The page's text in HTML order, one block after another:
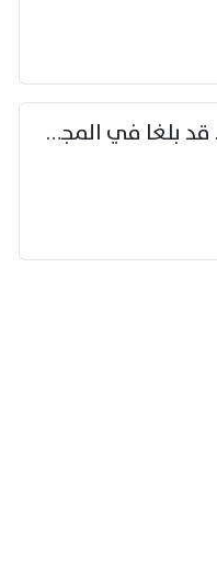
إنّ أباها وأبا أباها … قد بلغا في المجد غايتاها